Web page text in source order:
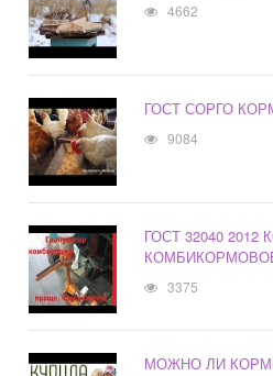
4662
ГОСТ СОРГО
9084
ГОСТ 32040
3375
МОЖНО ЛИ